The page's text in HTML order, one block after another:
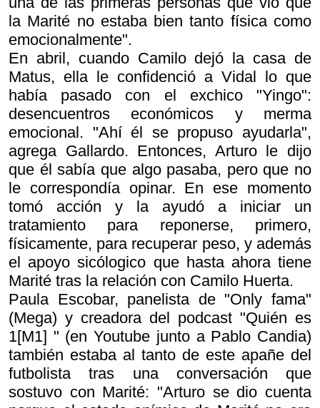
la Marité no estaba bien tanto física como
emocionalmente".
En abril, cuando Camilo dejó la casa de
Matus, ella le confidenció a Vidal lo que
había pasado con el exchico "Yingo":
desencuentros económicos y merma
emocional. "Ahí él se propuso ayudarla",
agrega Gallardo. Entonces, Arturo le dijo
que él sabía que algo pasaba, pero que no
le correspondía opinar. En ese momento
tomó acción y la ayudó a iniciar un
tratamiento para reponerse, primero,
físicamente, para recuperar peso, y además
el apoyo sicólogico que hasta ahora tiene
Marité tras la relación con Camilo Huerta.
Paula Escobar, panelista de "Only fama"
(Mega) y creadora del podcast "Quién es
1[M1] " (en Youtube junto a Pablo Candia)
también estaba al tanto de este apañe del
futbolista tras una conversación que
sostuvo con Marité: "Arturo se dio cuenta